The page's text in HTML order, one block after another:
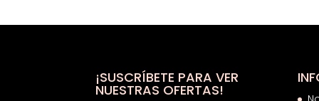
¡SUSCRÍBETE PARA VER
NUESTRAS OFERTAS!